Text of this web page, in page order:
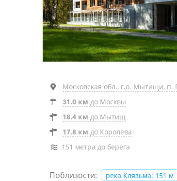
Московская обл., г.о. Мытищи, п.
31.0 км до Москвы
18.4 км до Мытищ
17.8 км до Королёва
151 метра до берега
Поблизости: река Клязьма: 151 м